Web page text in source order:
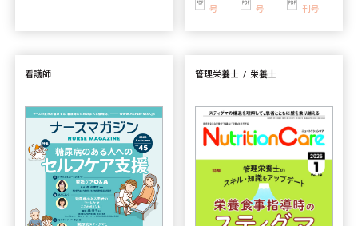
号
号
刊号
看護師 管理栄養士 栄養士